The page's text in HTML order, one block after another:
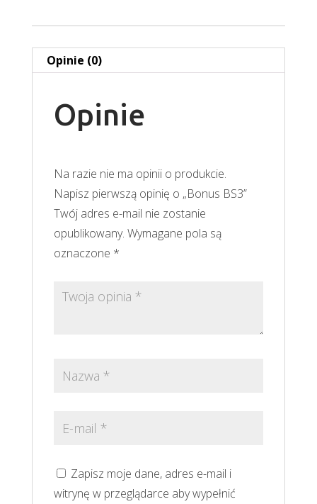
Opinie (0)
Opinie
Na razie nie ma opinii o produkcie.
Napisz pierwszą opinię o „Bonus BS3”
Twój adres e-mail nie zostanie
opublikowany. Wymagane pola są
oznaczone *
Zapisz moje dane, adres e-mail i
witrynę w przeglądarce aby wypełnić